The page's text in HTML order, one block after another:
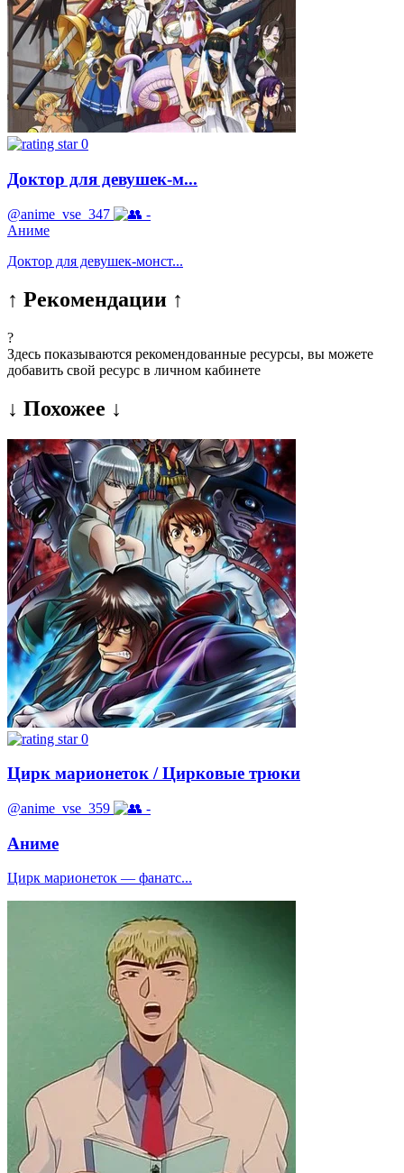
0
Доктор для девушек-м...
@anime_vse_347
-
Аниме
Доктор для девушек-монст...
↑ Рекомендации ↑
?
Здесь показываются рекомендованные ресурсы, вы можете
добавить свой ресурс в личном кабинете
↓ Похожее ↓
0
Цирк марионеток / Цирковые трюки
@anime_vse_359 -
Аниме
Цирк марионеток — фанатс...